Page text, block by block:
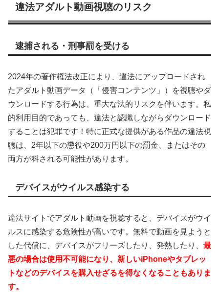
違法アダルト動画視聴のリスク
逮捕される・刑事罰を受ける
2024年の著作権法改正により、違法にアップロードされ
たアダルト動画データ（「侵害コンテンツ」）を視聴やダ
ウンロードする行為は、重大な法的リスクを伴います。私
的利用目的であっても、違法と認識しながらダウンロード
することは犯罪です！特に正式な提供がある作品の違法視
聴は、2年以下の懲役や200万円以下の罰金、またはその
両方が科される可能性があります。
デバイスがウイルス感染する
違法サイトでアダルト動画を視聴すると、デバイスがウイ
ルスに感染する危険性が高いです。無料で動画を見ようと
した代償に、デバイスがフリーズしたり、発熱したり、 最
悪の場合は使用不可能になり、新しいiPhoneやタブレッ
トなどのデバイスを購入せざるを得なくなることもありま
す。